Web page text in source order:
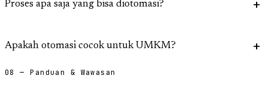
Proses apa saja yang bisa diotomasi?
Apakah otomasi cocok untuk UMKM?
08 — Panduan & Wawasan